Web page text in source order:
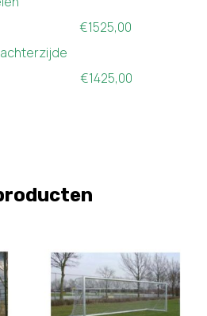
€1525,00
achterzijde
€1425,00